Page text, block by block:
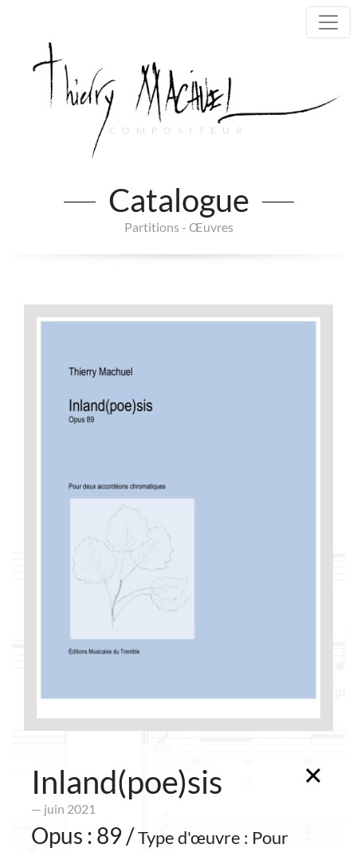
COMPOSITEUR
Main Navigation
Catalogue
Partitions - Œuvres
Inland(poe)sis
— juin 2021
Opus : 89 /Type d'œuvre : Pour